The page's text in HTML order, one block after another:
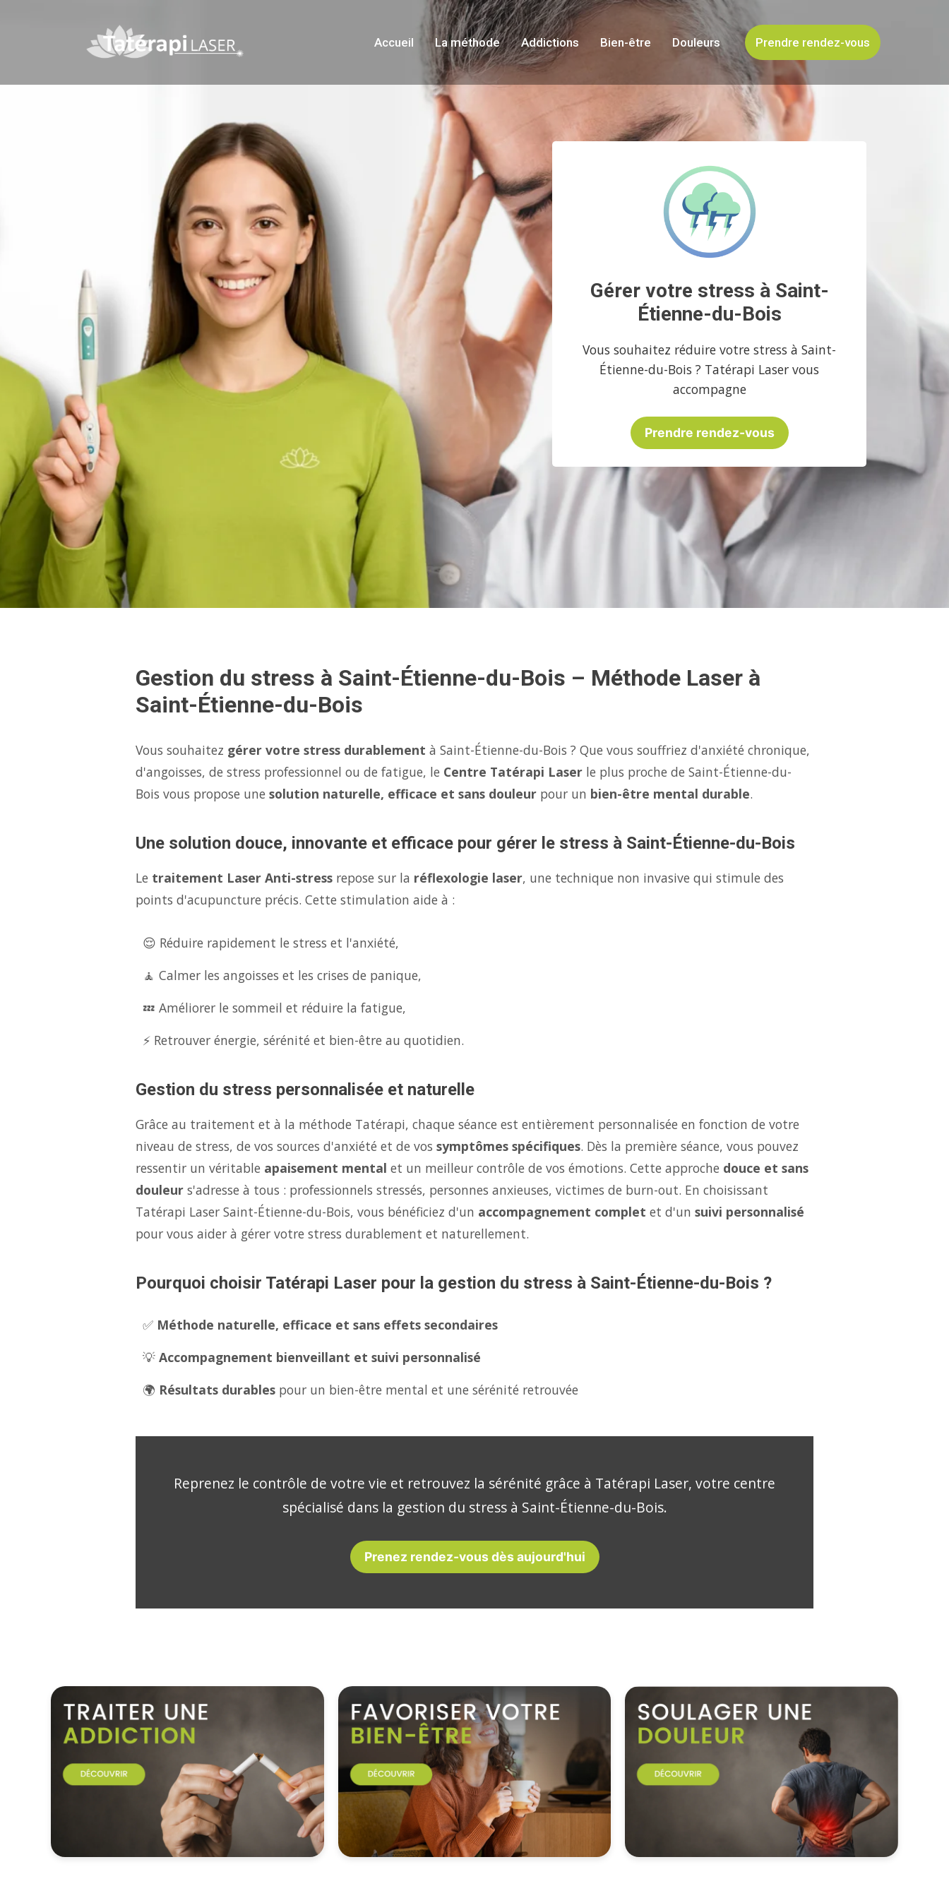
Accueil La méthode Addictions Bien-être Douleurs Prendre rendez-vous
Gérer votre stress à Saint-
Étienne-du-Bois
Vous souhaitez réduire votre stress à Saint-
Étienne-du-Bois ? Tatérapi Laser vous
accompagne
Prendre rendez-vous
Gestion du stress à Saint-Étienne-du-Bois – Méthode Laser à
Saint-Étienne-du-Bois
Vous souhaitez gérer votre stress durablement à Saint-Étienne-du-Bois ? Que vous souffriez d'anxiété chronique,
d'angoisses, de stress professionnel ou de fatigue, le Centre Tatérapi Laser le plus proche de Saint-Étienne-du-
Bois vous propose une solution naturelle, efficace et sans douleur pour un bien-être mental durable.
Une solution douce, innovante et efficace pour gérer le stress à Saint-Étienne-du-Bois
Le traitement Laser Anti-stress repose sur la réflexologie laser, une technique non invasive qui stimule des
points d'acupuncture précis. Cette stimulation aide à :
😌 Réduire rapidement le stress et l'anxiété,
🧘 Calmer les angoisses et les crises de panique,
💤 Améliorer le sommeil et réduire la fatigue,
⚡ Retrouver énergie, sérénité et bien-être au quotidien.
Gestion du stress personnalisée et naturelle
Grâce au traitement et à la méthode Tatérapi, chaque séance est entièrement personnalisée en fonction de votre
niveau de stress, de vos sources d'anxiété et de vos symptômes spécifiques. Dès la première séance, vous pouvez
ressentir un véritable apaisement mental et un meilleur contrôle de vos émotions. Cette approche douce et sans
douleur s'adresse à tous : professionnels stressés, personnes anxieuses, victimes de burn-out. En choisissant
Tatérapi Laser Saint-Étienne-du-Bois, vous bénéficiez d'un accompagnement complet et d'un suivi personnalisé
pour vous aider à gérer votre stress durablement et naturellement.
Pourquoi choisir Tatérapi Laser pour la gestion du stress à Saint-Étienne-du-Bois ?
✅ Méthode naturelle, efficace et sans effets secondaires
💡 Accompagnement bienveillant et suivi personnalisé
🌍 Résultats durables pour un bien-être mental et une sérénité retrouvée
Reprenez le contrôle de votre vie et retrouvez la sérénité grâce à Tatérapi Laser, votre centre
spécialisé dans la gestion du stress à Saint-Étienne-du-Bois.
Prenez rendez-vous dès aujourd'hui